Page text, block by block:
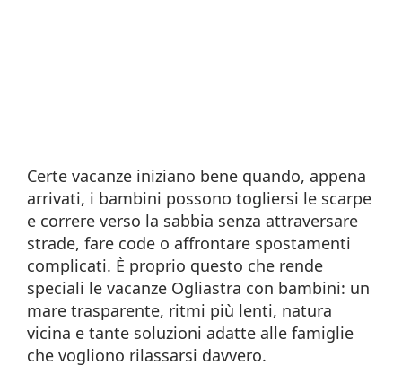
Certe vacanze iniziano bene quando, appena
arrivati, i bambini possono togliersi le scarpe
e correre verso la sabbia senza attraversare
strade, fare code o affrontare spostamenti
complicati. È proprio questo che rende
speciali le vacanze Ogliastra con bambini: un
mare trasparente, ritmi più lenti, natura
vicina e tante soluzioni adatte alle famiglie
che vogliono rilassarsi davvero.